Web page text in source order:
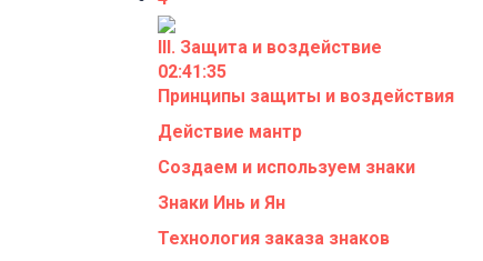
III. Защита и воздействие
02:41:35
Принципы защиты и воздействия
Действие мантр
Создаем и используем знаки
Знаки Инь и Ян
Технология заказа знаков